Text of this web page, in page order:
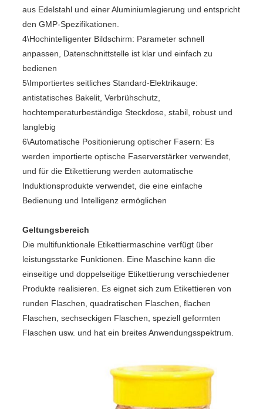
aus Edelstahl und einer Aluminiumlegierung und entspricht
den GMP-Spezifikationen.
4\Hochintelligenter Bildschirm: Parameter schnell
anpassen, Datenschnittstelle ist klar und einfach zu
bedienen
5\Importiertes seitliches Standard-Elektrikauge:
antistatisches Bakelit, Verbrühschutz,
hochtemperaturbeständige Steckdose, stabil, robust und
langlebig
6\Automatische Positionierung optischer Fasern: Es
werden importierte optische Faserverstärker verwendet,
und für die Etikettierung werden automatische
Induktionsprodukte verwendet, die eine einfache
Bedienung und Intelligenz ermöglichen
Geltungsbereich
Die multifunktionale Etikettiermaschine verfügt über
leistungsstarke Funktionen. Eine Maschine kann die
einseitige und doppelseitige Etikettierung verschiedener
Produkte realisieren. Es eignet sich zum Etikettieren von
runden Flaschen, quadratischen Flaschen, flachen
Flaschen, sechseckigen Flaschen, speziell geformten
Flaschen usw. und hat ein breites Anwendungsspektrum.